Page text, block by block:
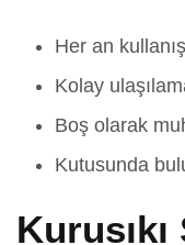
Her an
Kolay
Boş olarak
Kutusunda